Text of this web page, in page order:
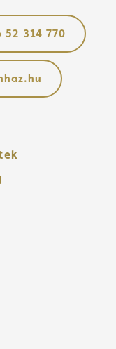
52 314 770